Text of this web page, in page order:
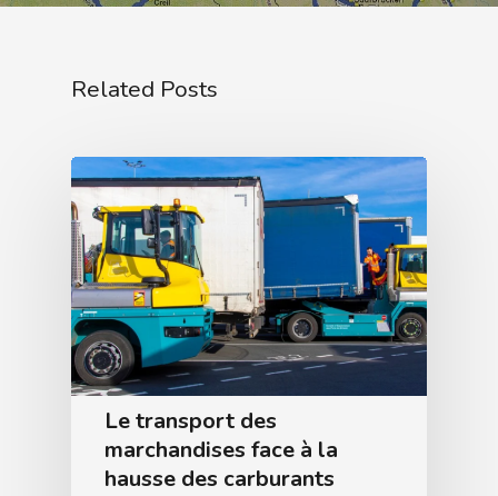
Related Posts
Le transport des
marchandises face à la
hausse des carburants